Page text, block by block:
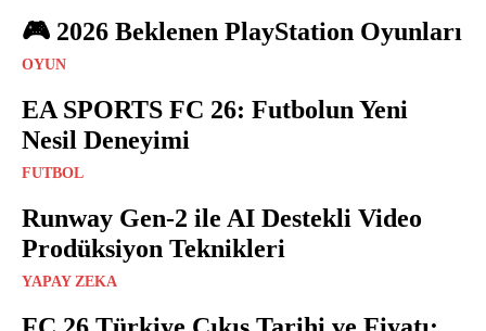
🎮 2026 Beklenen PlayStation Oyunları
OYUN
EA SPORTS FC 26: Futbolun Yeni
Nesil Deneyimi
FUTBOL
Runway Gen-2 ile AI Destekli Video
Prodüksiyon Teknikleri
YAPAY ZEKA